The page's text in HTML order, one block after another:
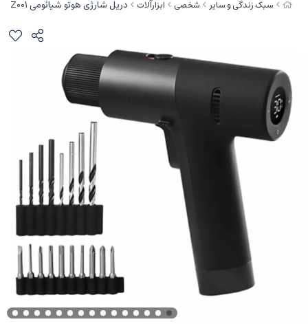
سبک زندگی و سایر شخصی ابزارآلات دریل شارژی هوتو شیائومی QWLDZTZ001